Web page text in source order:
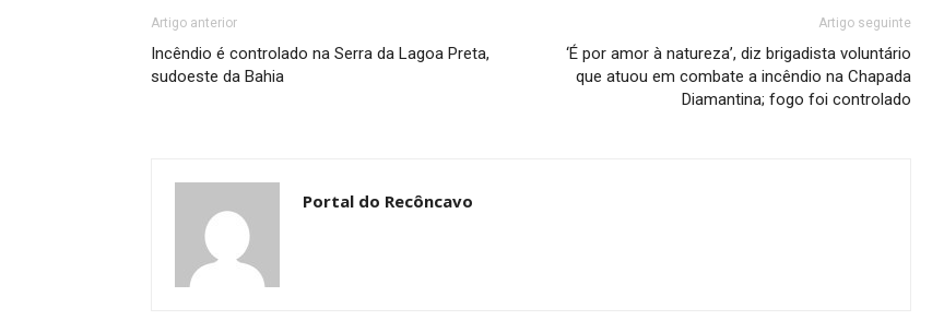
Artigo anterior
Incêndio é controlado na Serra da Lagoa Preta,
sudoeste da Bahia
Artigo seguinte
‘É por amor à natureza’, diz brigadista voluntário
que atuou em combate a incêndio na Chapada
Diamantina; fogo foi controlado
Portal do Recôncavo